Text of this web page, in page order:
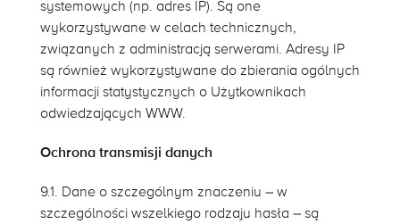
systemowych (np. adres IP). Są one
wykorzystywane w celach technicznych,
związanych z administracją serwerami. Adresy IP
są również wykorzystywane do zbierania ogólnych
informacji statystycznych o Użytkownikach
odwiedzających WWW.
Ochrona transmisji danych
9.1. Dane o szczególnym znaczeniu – w
szczególności wszelkiego rodzaju hasła – są